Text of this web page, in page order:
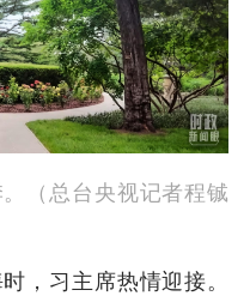
（总台央视记者程铖
，习主席热情迎接。